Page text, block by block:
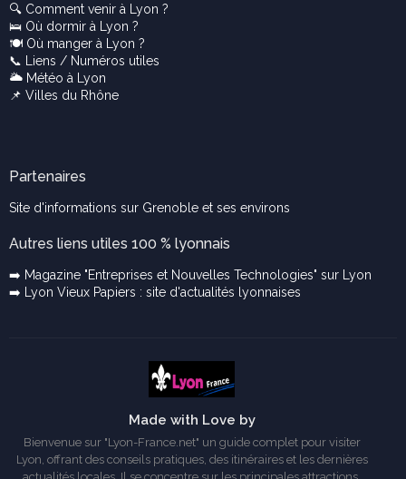
🔍 Comment venir à Lyon ?
🛌 Où dormir à Lyon ?
🍽️ Où manger à Lyon ?
📞 Liens / Numéros utiles
🌥️ Météo à Lyon
📌 Villes du Rhône
Partenaires
Site d'informations sur Grenoble et ses environs
Autres liens utiles 100 % lyonnais
➡️ Magazine "Entreprises et Nouvelles Technologies" sur Lyon
➡️ Lyon Vieux Papiers : site d'actualités lyonnaises
Made with Love by
Bienvenue sur "Lyon-France.net" un guide complet pour visiter
Lyon, offrant des conseils pratiques, des itinéraires et les dernières
actualités locales. Il se concentre sur les principales attractions,